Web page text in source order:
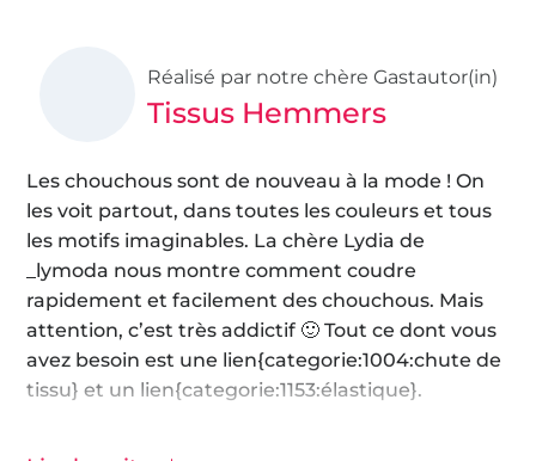
Réalisé par notre chère Gastautor(in)
Tissus Hemmers
Les chouchous sont de nouveau à la mode ! On
les voit partout, dans toutes les couleurs et tous
les motifs imaginables. La chère Lydia de
_lymoda nous montre comment coudre
rapidement et facilement des chouchous. Mais
attention, c’est très addictif 🙂 Tout ce dont vous
avez besoin est une lien{categorie:1004:chute de
tissu} et un lien{categorie:1153:élastique}.